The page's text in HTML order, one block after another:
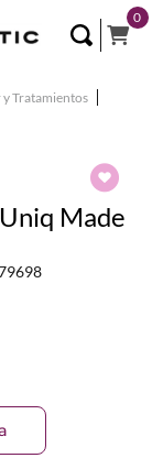
0
Tratamientos
Made